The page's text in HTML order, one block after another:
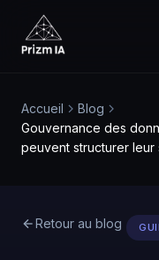
Accueil
Blog
Gouvernance des
peuvent structurer leur
Retour au blog